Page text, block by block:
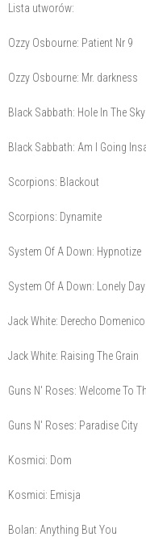
Lista utworów:
Ozzy Osbourne: Patient Nr 9
Ozzy Osbourne: Mr. darkness
Black Sabbath: Hole In The Sky
Black Sabbath: Am I Going
Scorpions: Blackout
Scorpions: Dynamite
System Of A Down: Hypnotize
System Of A Down: Lonely Day
Jack White: Derecho Domenico
Jack White: Raising The Grain
Guns N' Roses: Welcome To
Guns N' Roses: Paradise City
Kosmici: Dom
Kosmici: Emisja
Bolan: Anything But You